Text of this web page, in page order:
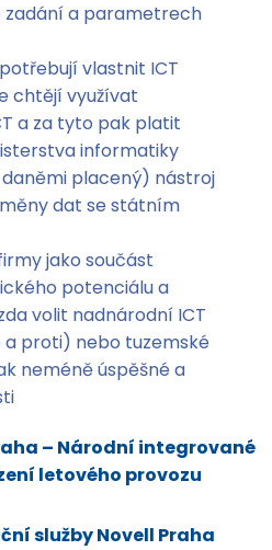
zadání a parametrech
vlastnit ICT
chtějí využívat
a za tyto pak platit
informatiky
daněmi placený) nástroj
dat se státním
jako součást
potenciálu a
volit nadnárodní ICT
proti) nebo tuzemské
neméně úspěšné a
– Národní integrované
letového provozu
služby Novell Praha